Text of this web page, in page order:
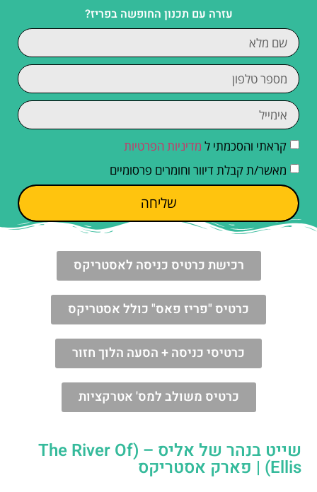
עזרה עם תכנון החופשה בפריז?
קראתי והסכמתי ל מדיניות הפרטיות
מאשר/ת קבלת דיוור וחומרים פרסומיים
שליחה
רכישת כרטיס כניסה לאסטריקס
כרטיס "פריז פאס" כולל אסטריקס
כרטיסי כניסה + הסעה הלוך חזור
כרטיס משולב למס' אטרקציות
שייט בנהר של אליס – (The River Of
Ellis) | פארק אסטריקס